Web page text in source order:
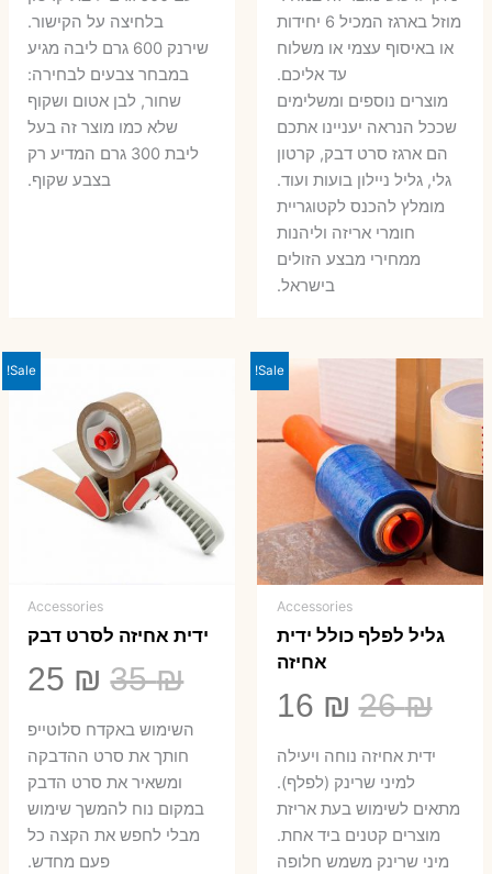
מוזל בארגז המכיל 6 יחידות
או באיסוף עצמי או משלוח
עד אליכם.
מוצרים נוספים ומשלימים
שככל הנראה יעניינו אתכם
הם ארגז סרט דבק, קרטון
גלי, גליל ניילון בועות ועוד.
מומלץ להכנס לקטוגריית
חומרי אריזה וליהנות
ממחירי מבצע הזולים
בישראל.
בלחיצה על הקישור.
שירנק 600 גרם ליבה מגיע
במבחר צבעים לבחירה:
שחור, לבן אטום ושקוף
שלא כמו מוצר זה בעל
ליבת 300 גרם המדיע רק
בצבע שקוף.
Sale!
Accessories
גליל לפלף כולל ידית
אחיזה
26₪
המחיר
המקורי
היה:
26 ₪.
16 ₪
הנוכחי
ידית אחיזה נוחה ויעילה
למיני שרינק (לפלף).
מתאים לשימוש בעת אריזת
מוצרים קטנים ביד אחת.
​מיני שרינק משמש חלופה
Sale!
Accessories
ידית אחיזה לסרט דבק
35₪
המחיר
המקורי
היה:
35 ₪.
25 ₪
₪.
השימוש באקדח סלוטייפ
חותך את סרט ההדבקה
ומשאיר את סרט הדבק
במקום נוח להמשך שימוש
מבלי לחפש את הקצה כל
פעם מחדש.